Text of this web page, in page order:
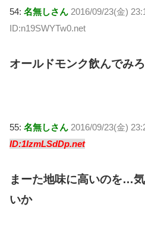
54: 名無しさん 2016/09/23(金)
ID:n19SWYTw0.net
オールドモンク飲んでみ
55: 名無しさん 2016/09/23(金)
ID:1IzmLSdDp.net
まーた地味に高いのを…
いか